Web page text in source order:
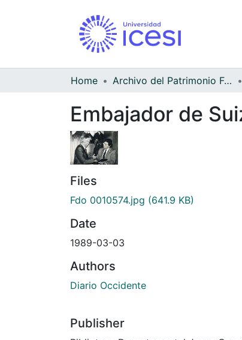
Home Archivo del Patrimonio Fotográfico y Fílmico del Valle del Cauca
Embajador de
Files
Fdo 0010574.jpg (641.9 KB)
Date
1989-03-03
Authors
Diario Occidente
Publisher